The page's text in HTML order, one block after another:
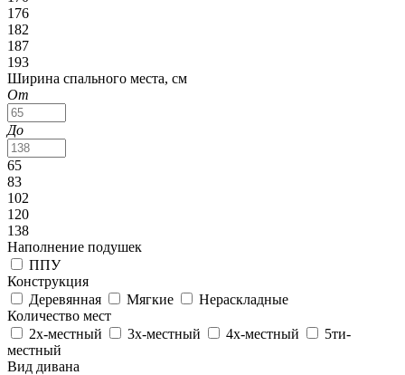
176
182
187
193
Ширина спального места, см
От
До
65
83
102
120
138
Наполнение подушек
ППУ
Конструкция
Деревянная
Мягкие
Нераскладные
Количество мест
2х-местный
3х-местный 4х-местный
5ти-
местный
Вид дивана